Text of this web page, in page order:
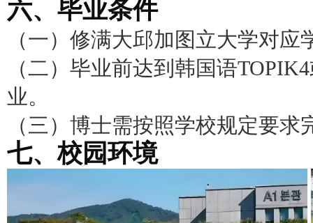
六、毕业条件
（一）修满大邱加图立大学对应
（二）毕业前达到韩国语
业。
（三 ）博士需按照学校规定要求
七、校园环境